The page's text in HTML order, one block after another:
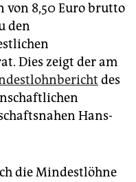
8,50 Euro brutto
den
Dies zeigt der am
des
Hans-
die Mindestlöhne